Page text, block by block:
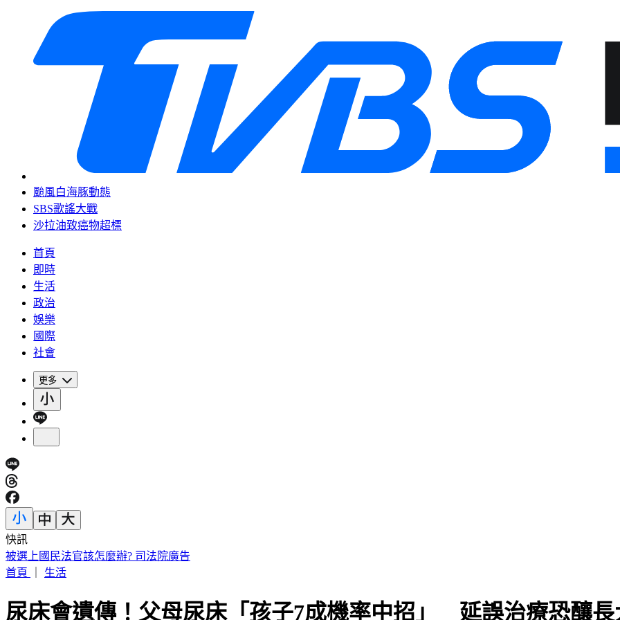
颱風白海豚動態
SBS歌謠大戰
沙拉油致癌物超標
首頁
即時
生活
政治
娛樂
國際
社會
更多
快訊
慈濟購疫苗遭詐10億！陳時中喊「跟我道歉」 蔣萬安回擊了
首頁
生活
尿床會遺傳！父母尿床「孩子7成機率中招」 延誤治療恐釀長